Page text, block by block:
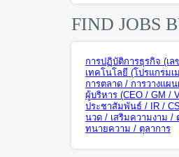
FIND JOBS
การปฏิบัติการธุรกิจ (เ
เทคโนโลยี (โปรแกรม
การตลาด / การวางแ
ผู้บริหาร (CEO / GM /
ประชาสัมพันธ์ / IR /
นวด / เสริมความงาม /
ทนายความ / ตุลาการ